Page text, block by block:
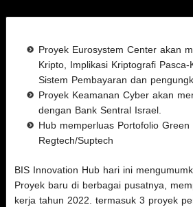
Proyek Eurosystem Center akan
Kripto, Implikasi Kriptografi Pasca-
Sistem Pembayaran dan
Proyek Keamanan Cyber akan
dengan Bank Sentral Israel.
Hub memperluas Portofolio Green
Regtech/Suptech
BIS Innovation Hub hari ini
Proyek baru di berbagai pusatnya,
kerja tahun 2022. termasuk 3 proyek